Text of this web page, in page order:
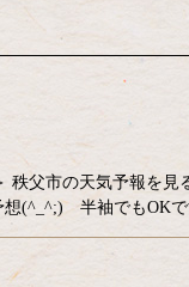
＞ 秩父市の天気予報
の予想(^_^;) 半袖